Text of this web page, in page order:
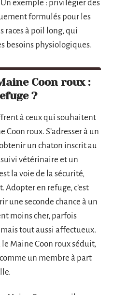
exemple : privilégier des
formulés pour les
races à poil long, qui
besoins physiologiques.
Coon roux :
?
à ceux qui souhaitent
roux. S’adresser à un
un chaton inscrit au
vétérinaire et un
la voie de la sécurité,
Adopter en refuge, c’est
une seconde chance à un
moins cher, parfois
tout aussi affectueux.
le Maine Coon roux séduit,
un membre à part